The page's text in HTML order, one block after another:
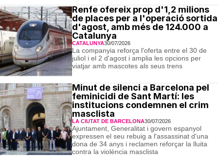
Renfe ofereix prop d'1,2 milions
de places per a l'operació sortida
d'agost, amb més de 124.000 a
Catalunya
CATALUNYA30/07/2026
La companyia reforça l'oferta entre el 30 de
juliol i el 2 d'agost i amplia les opcions per
viatjar amb mascotes als seus trens
Minut de silenci a Barcelona pel
feminicidi de Sant Martí: les
institucions condemnen el crim
masclista
LA CIUTAT DE BARCELONA30/07/2026
Ajuntament, Generalitat i govern espanyol
expressen el seu rebuig a l'assassinat d'una
dona de 34 anys i reclamen reforçar la lluita
contra la violència masclista